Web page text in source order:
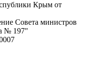
Крым от
Совета министров
№ 197"